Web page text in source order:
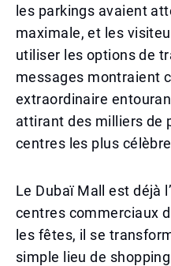
les parkings avaient
maximale, et les
utiliser les options de
messages montraient
extraordinaire
attirant des milliers de
centres les plus
Le Dubaï Mall est déjà
centres commerciaux
les fêtes, il se
simple lieu de